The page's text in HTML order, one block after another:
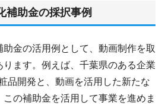
補助金の採択事例
金の活用例として、動画制作を取
ります。例えば、千葉県のある企業
品開発と、動画を活用した新たな
の補助金を活用して事業を進めま